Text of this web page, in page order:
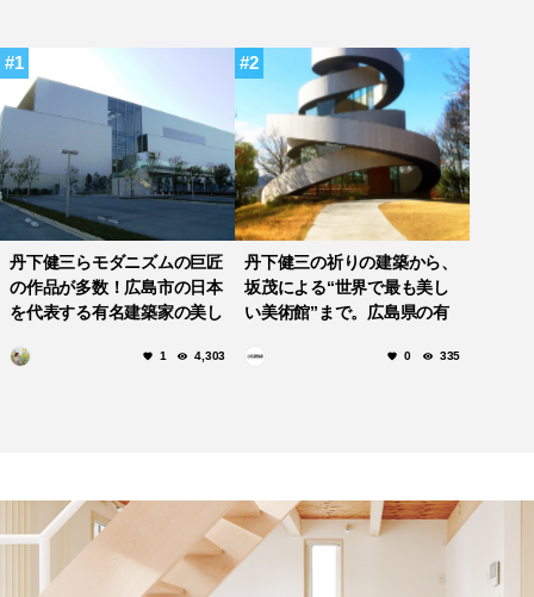
1
丹下健三らモダニズムの巨匠
の作品が多数！広島市の日本
を代表する有名建築家の美し
1 4,303
2
丹下健三の祈りの建築から、
坂茂による“世界で最も美し
い美術館”まで。広島県の有
品10選
0 335